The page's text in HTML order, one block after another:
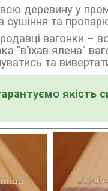
деревину у
сушіння та
вагонки –
"в'їхав ялена"
та
якість